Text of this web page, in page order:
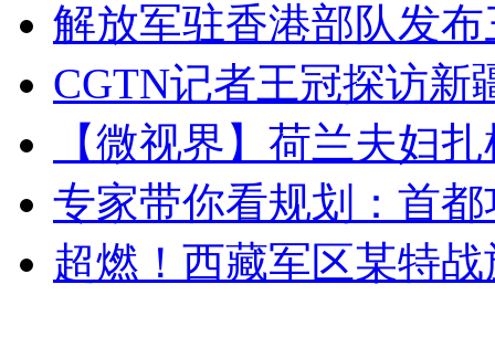
解放军驻香港部队发
CGTN记者王冠探访新
【微视界】荷兰夫妇
专家带你看规划：首
超燃！西藏军区某特